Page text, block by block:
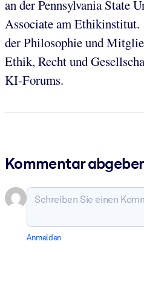
an der Pennsylvania State
Associate am Ethikinstitut.
der Philosophie und
Ethik, Recht und
KI-Forums.
Kommentar
Anmelden